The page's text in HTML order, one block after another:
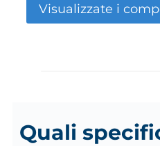
Visualizzate i
Quali